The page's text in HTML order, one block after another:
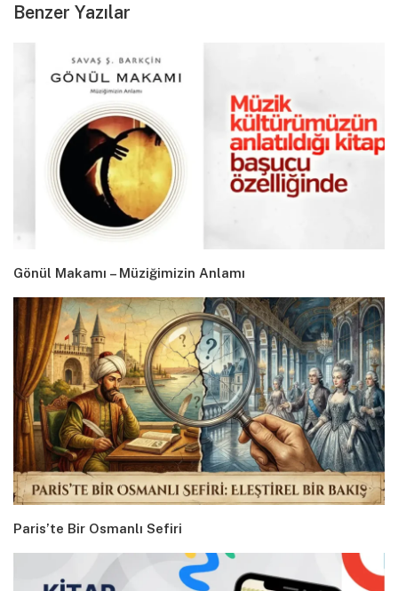
Benzer Yazılar
Gönül Makamı – Müziğimizin Anlamı
Paris’te Bir Osmanlı Sefiri